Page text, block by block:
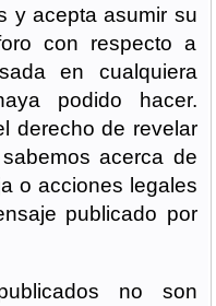
y acepta asumir su
con respecto a
en cualquiera
podido hacer.
derecho de revelar
acerca de
o acciones legales
publicado por
no son